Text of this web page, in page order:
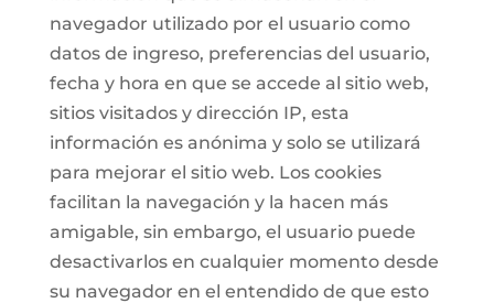
navegador utilizado por el usuario como
datos de ingreso, preferencias del usuario,
fecha y hora en que se accede al sitio web,
sitios visitados y dirección IP, esta
información es anónima y solo se utilizará
para mejorar el sitio web. Los cookies
facilitan la navegación y la hacen más
amigable, sin embargo, el usuario puede
desactivarlos en cualquier momento desde
su navegador en el entendido de que esto